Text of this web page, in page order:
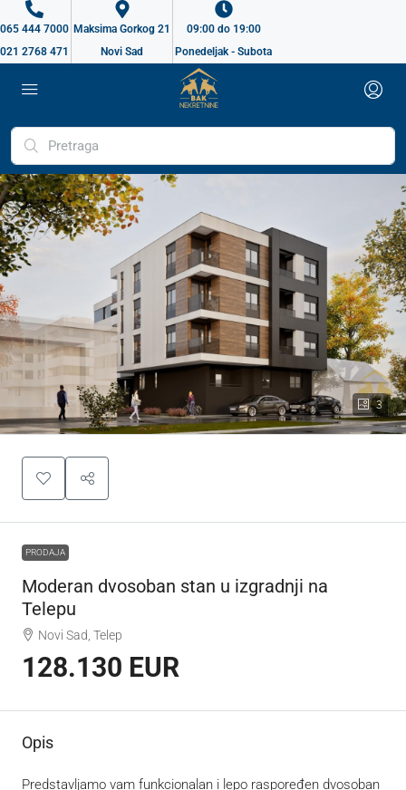
065 444 7000
021 2768 471
Maksima Gorkog 21
Novi Sad
09:00 do 19:00
Ponedeljak - Subota
3
PRODAJA
Moderan dvosoban stan u izgradnji na
Telepu
Novi Sad, Telep
128.130 EUR
Opis
Predstavljamo vam funkcionalan i lepo raspoređen dvosoban